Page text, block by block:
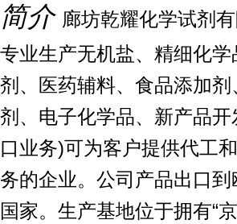
简介 廊坊乾耀化学试剂
专业生产无机盐、精细化学
剂、医药辅料、食品添加剂
剂、电子化学品、新产品开
口业务)可为客户提供代工
务的企业。公司产品出口
国家。生产基地位于拥有“